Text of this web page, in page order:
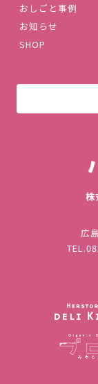
おしごと事例
お知らせ
SHOP
株
広
TEL.